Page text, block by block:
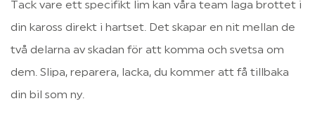
Tack vare ett specifikt lim kan våra team laga brottet i
din kaross direkt i hartset. Det skapar en nit mellan de
två delarna av skadan för att komma och svetsa om
dem. Slipa, reparera, lacka, du kommer att få tillbaka
din bil som ny.